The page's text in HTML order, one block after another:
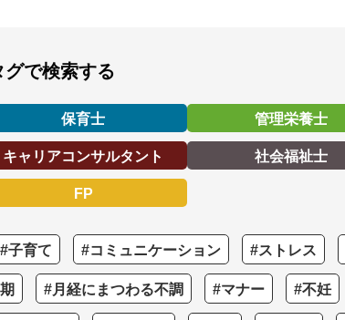
グで検索する
保育士 管理栄養士
キャリアコンサルタント 社会福祉士
FP
#子育て #コミュニケーション #ストレス
#月経にまつわる不調 #マナー #不妊